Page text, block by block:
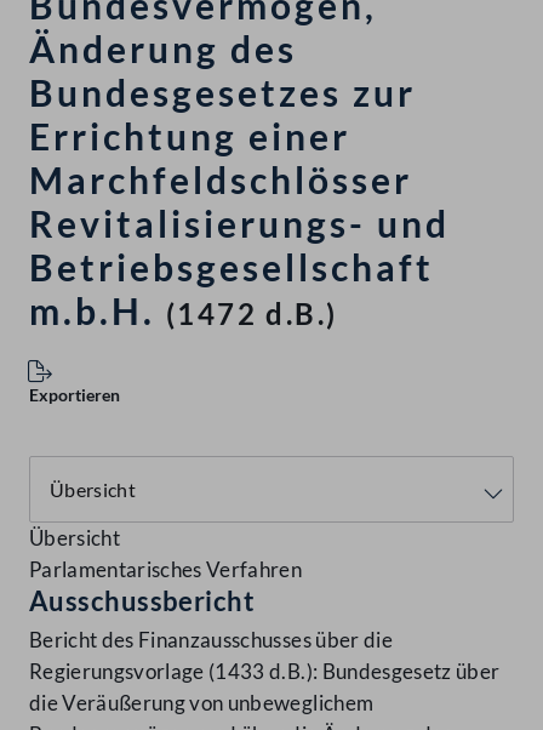
Änderung des
Bundesgesetzes zur
Errichtung einer
Marchfeldschlösser
Revitalisierungs- und
Betriebsgesellschaft
m.b.H. (1472 d.B.)
Exportieren
Übersicht
Parlamentarisches Verfahren
Ausschussbericht
Bericht des Finanzausschusses über die
Regierungsvorlage (1433 d.B.): Bundesgesetz über
die Veräußerung von unbeweglichem